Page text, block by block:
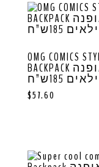
OMG COMICS
BACKPACK תיק גב מדליק עם איור אופנה
$57.60